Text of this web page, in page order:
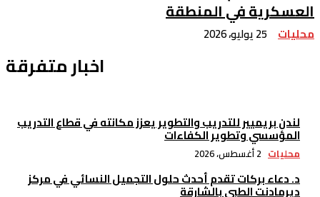
في المنطقة
25 يوليو، 2026
اخبار متفرقة
لندن بريميير للتدريب والتطوير يعزز مكانته في قطاع التدريب
المؤسسي وتطوير الكفاءات
محليات 2 أغسطس، 2026
د. دعاء بركات تقدم أحدث حلول التجميل النسائي في مركز
ديرمادنت الطبي بالشارقة